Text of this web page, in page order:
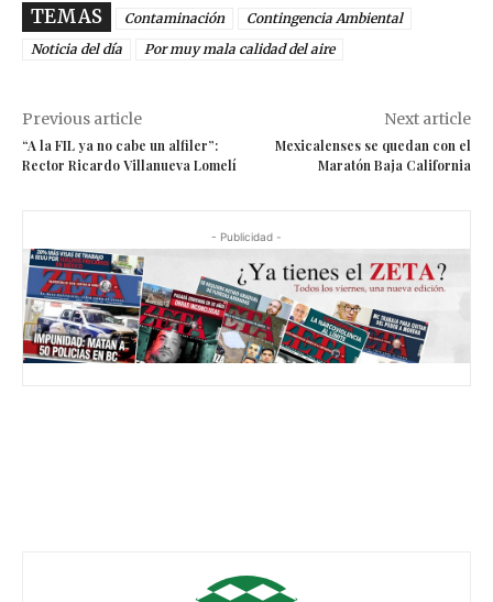
TEMAS Contaminación
Contingencia Ambiental
Noticia del día
Por muy mala calidad del aire
Previous article
“A la FIL ya no cabe un alfiler”:
Rector Ricardo Villanueva Lomelí
Next article
Mexicalenses se quedan con el
Maratón Baja California
- Publicidad -